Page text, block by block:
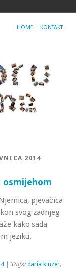
HOME KONTAKT
2014
osmijehom
pjevačica
svog zadnjeg
kako sada
jeziku.
| Tags: daria kinzer,